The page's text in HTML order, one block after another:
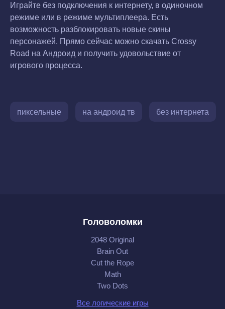
Играйте без подключения к интернету, в одиночном
режиме или в режиме мультиплеера. Есть
возможность разблокировать новые скины
персонажей. Прямо сейчас можно скачать Crossy
Road на Андроид и получить удовольствие от
игрового процесса.
пиксельные на андроид тв без интернета
Головоломки
2048 Original
Brain Out
Cut the Rope
Math
Two Dots
Все логические игры